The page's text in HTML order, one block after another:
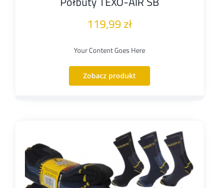
119,99zł
Your Content Goes Here
Zobacz produkt